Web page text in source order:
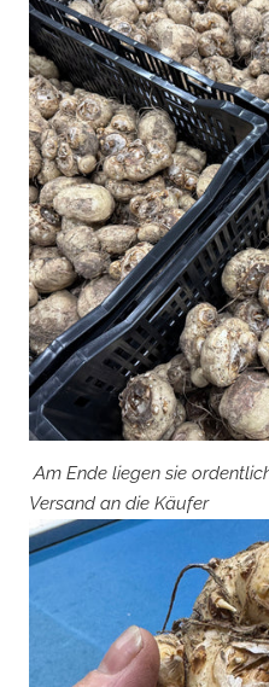
Am Ende liegen sie
Versand an die Käufer